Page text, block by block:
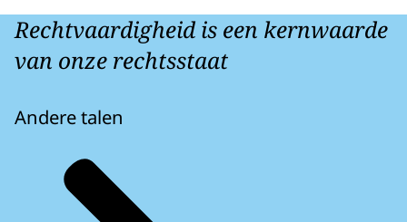
Rechtvaardigheid is een kernwaarde
van onze rechtsstaat
Andere talen